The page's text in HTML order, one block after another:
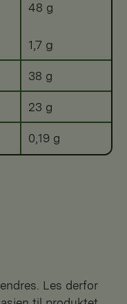
48 g
1,7 g
38 g
23 g
0,19 g
Les derfor